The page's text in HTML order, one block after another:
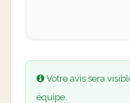
Votre avis sera
équipe.